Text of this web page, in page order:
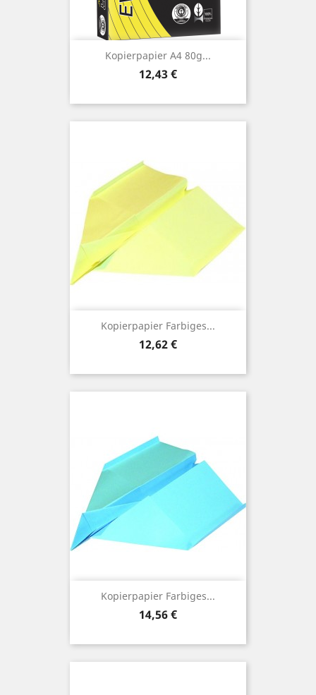
Kopierpapier A4 80g...
Preis
12,43 €
Kopierpapier Farbiges...
Preis
12,62 €
Kopierpapier Farbiges...
Preis
14,56 €